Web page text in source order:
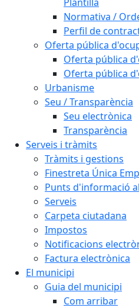
Normativa /
Perfil de
Oferta pública
Oferta pública
Oferta pública
Urbanisme
Seu / Transparència
Seu electrònica
Transparència
Serveis i tràmits
Tràmits i gestions
Finestreta Única
Punts d'informació
Serveis
Carpeta ciutadana
Impostos
Notificacions
Factura electrònica
El municipi
Guia del municipi
Com arribar